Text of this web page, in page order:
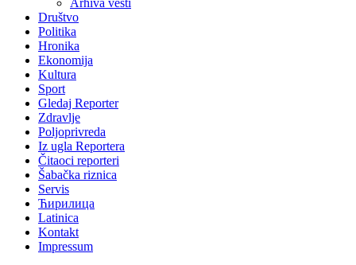
Društvo
Politika
Hronika
Ekonomija
Kultura
Sport
Gledaj Reporter
Zdravlje
Poljoprivreda
Iz ugla Reportera
Čitaoci reporteri
Šabačka riznica
Servis
Ћирилица
Latinica
Kontakt
Impressum